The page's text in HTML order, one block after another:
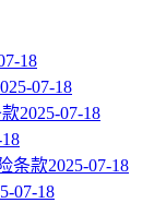
18
07-18
2025-07-18
条款2025-07-18
07-18